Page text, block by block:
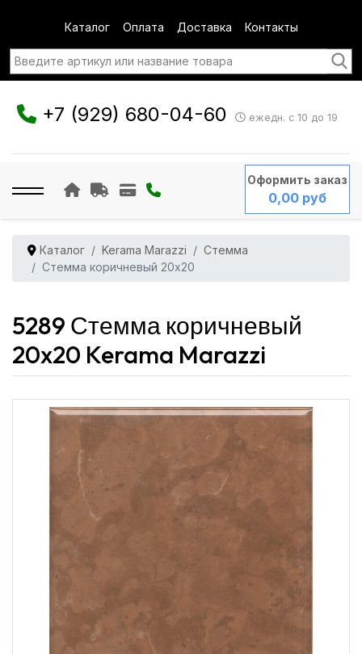
Каталог Оплата Доставка Контакты
+7 (929) 680-04-60 ежедн. с 10 до 19
Оформить заказ
0,00 руб
Каталог Kerama Marazzi
Стемма
Стемма коричневый 20x20
5289 Стемма коричневый
20x20 Kerama Marazzi